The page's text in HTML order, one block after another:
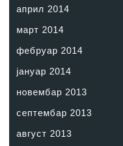
април 2014
март 2014
фебруар 2014
јануар 2014
новембар 2013
септембар 2013
август 2013